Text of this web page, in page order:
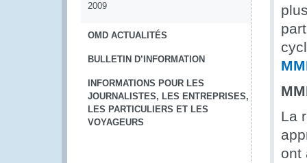
2009
OMD ACTUALITÉS
BULLETIN D’INFORMATION
INFORMATIONS POUR LES
JOURNALISTES, LES ENTREPRISES,
LES PARTICULIERS ET LES
VOYAGEURS
La
ont